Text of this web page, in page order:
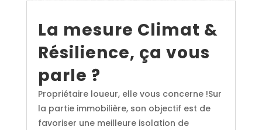
La mesure Climat &
Résilience, ça vous
parle ?
Propriétaire loueur, elle vous concerne !Sur
la partie immobilière, son objectif est de
favoriser une meilleure isolation de